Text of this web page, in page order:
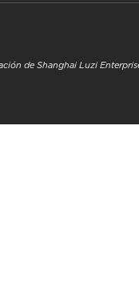
de Shanghai Luzi